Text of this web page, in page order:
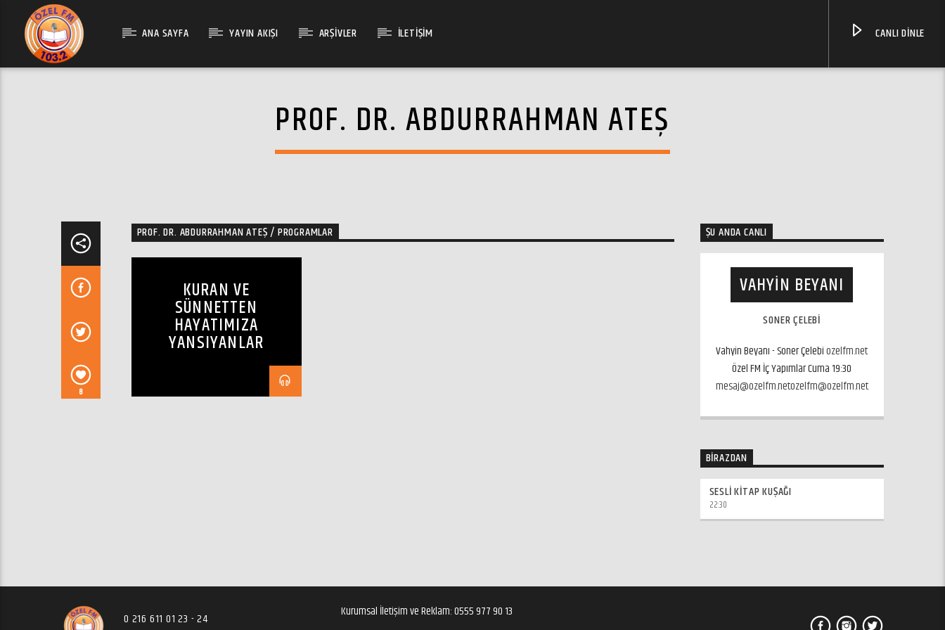
ANA SAYFA YAYIN AKIŞI ARŞIVLER İLETIŞIM CANLI DINLE
PROF. DR. ABDURRAHMAN ATEŞ
8
PROF. DR. ABDURRAHMAN ATEŞ / PROGRAMLAR
KURAN VE
SÜNNETTEN
HAYATIMIZA
YANSIYANLAR
ŞU ANDA CANLI
VAHYIN BEYANI
SONER ÇELEBI
Vahyin Beyanı - Soner Çelebiozelfm.net
Özel FM İç Yapımlar Cuma 19:30
mesaj@ozelfm.netozelfm@ozelfm.net
BIRAZDAN
SESLI KITAP KUŞAĞI
22:30
0 216 611 01 23 - 24
Kurumsal İletişim ve Reklam: 0555 977 90 13